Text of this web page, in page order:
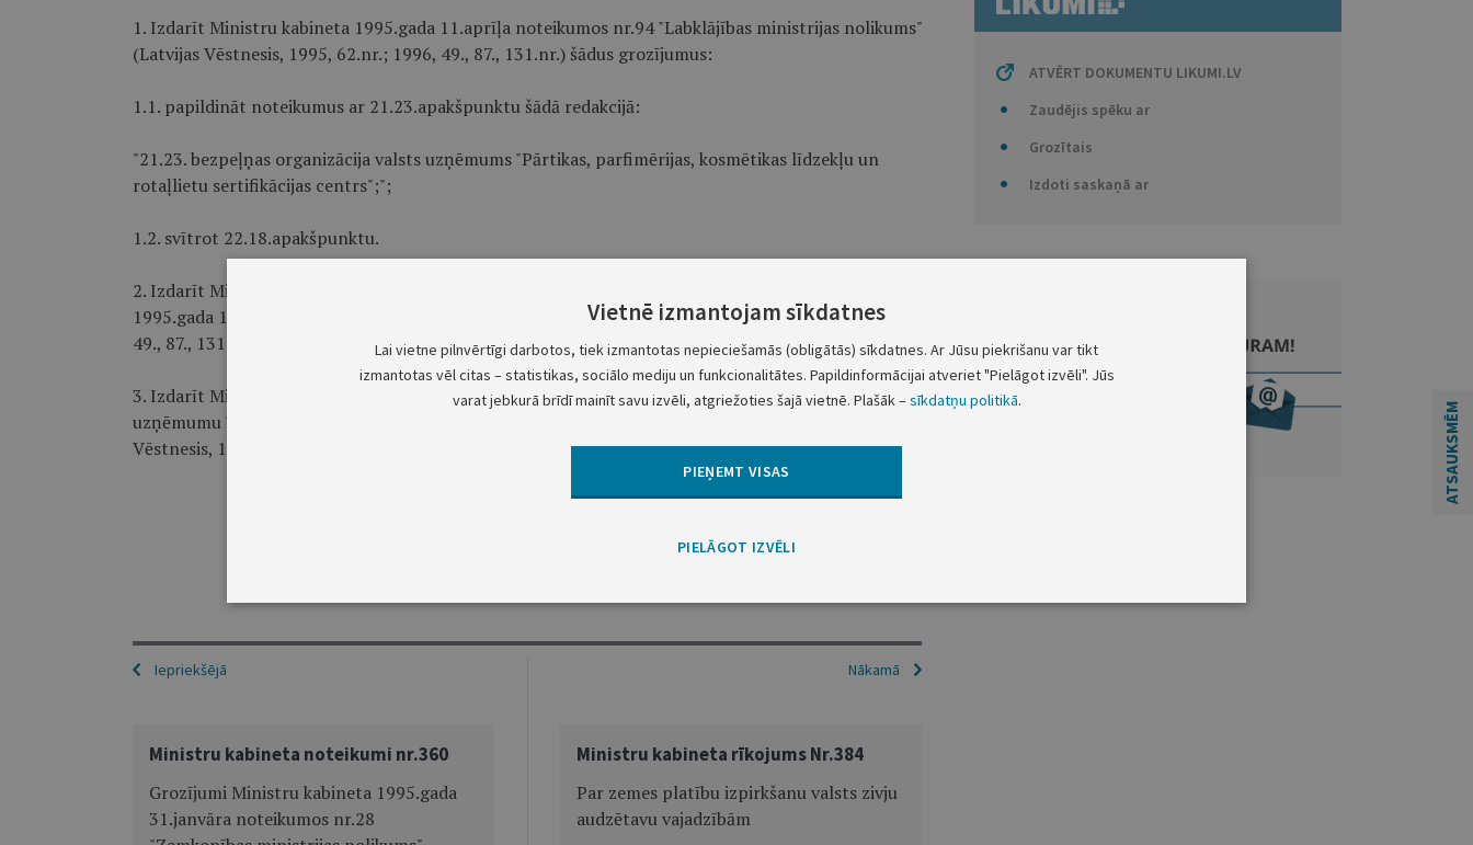
ATVĒRT DOKUMENTU LIKUMI.LV
Zaudējis spēku ar
Grozītais
Izdoti saskaņā ar
1. Izdarīt Ministru kabineta 1995.gada 11.aprīļa noteikumos nr.94 "Labklājības ministrijas nolikums"
(Latvijas Vēstnesis, 1995, 62.nr.; 1996, 49., 87., 131.nr.) šādus grozījumus:
1.1. papildināt noteikumus ar 21.23.apakšpunktu šādā redakcijā:
"21.23. bezpeļņas organizācija valsts uzņēmums "Pārtikas, parfimērijas, kosmētikas līdzekļu un
rotaļlietu sertifikācijas centrs";";
1.2. svītrot 22.18.apakšpunktu.
2. Izdarīt Ministru kabineta 1996.gada 12.marta noteikumos nr.60 "Grozījumi Ministru kabineta
1995.gada 11.aprīļa noteikumos nr.94 "Labklājības ministrijas nolikums"" (Latvijas Vēstnesis, 1996,
49., 87., 131.nr.) grozījumu un svītrot 6.punktā minēto 22.18.apakšpunktu.
3. Izdarīt Ministru kabineta 1996.gada 15.maija rīkojumā nr.156 "Par bezpeļņas organizāciju valsts
uzņēmumu "Pārtikas, parfimērijas, kosmētikas līdzekļu un rotaļlietu sertifikācijas centrs" (Latvijas
Vēstnesis, 1996, 87.nr.) grozījumu un svītrot 8. un 9.punktu.
Ministru prezidenta vietā — Ministru prezidenta biedrs Z.Čevers
Labklājības ministrs V.Makarovs
Iepriekšējā Nākamā
Ministru kabineta noteikumi nr.360
Grozījumi Ministru kabineta 1995.gada
31.janvāra noteikumos nr.28
Ministru kabineta rīkojums Nr.384
Par zemes platību izpirkšanu valsts zivju
audzētavu vajadzībām
ATSAUKSMĒM
Vietnē izmantojam sīkdatnes
Lai vietne pilnvērtīgi darbotos, tiek izmantotas nepieciešamās (obligātās) sīkdatnes. Ar Jūsu piekrišanu var tikt
izmantotas vēl citas – statistikas, sociālo mediju un funkcionalitātes. Papildinformācijai atveriet "Pielāgot izvēli". Jūs
varat jebkurā brīdī mainīt savu izvēli, atgriežoties šajā vietnē. Plašāk –sīkdatņu politikā.
PIEŅEMT VISAS
PIELĀGOT IZVĒLI